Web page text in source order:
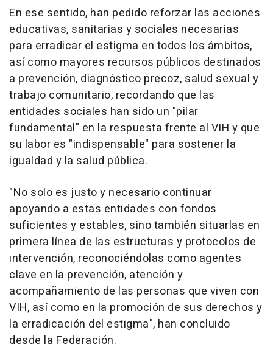
En ese sentido, han pedido reforzar las acciones
educativas, sanitarias y sociales necesarias
para erradicar el estigma en todos los ámbitos,
así como mayores recursos públicos destinados
a prevención, diagnóstico precoz, salud sexual y
trabajo comunitario, recordando que las
entidades sociales han sido un "pilar
fundamental" en la respuesta frente al VIH y que
su labor es "indispensable" para sostener la
igualdad y la salud pública.
"No solo es justo y necesario continuar
apoyando a estas entidades con fondos
suficientes y estables, sino también situarlas en
primera línea de las estructuras y protocolos de
intervención, reconociéndolas como agentes
clave en la prevención, atención y
acompañamiento de las personas que viven con
VIH, así como en la promoción de sus derechos y
la erradicación del estigma", han concluido
desde la Federación.